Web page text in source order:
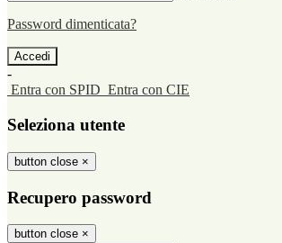
Password dimenticata?
-
Entra con SPID Entra con CIE
Seleziona utente
button close ×
Recupero password
button close ×